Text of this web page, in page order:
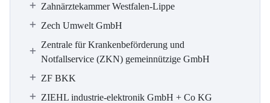
Zahnärztekammer Westfalen-Lippe
Zech Umwelt GmbH
Zentrale für Krankenbeförderung und
Notfallservice (ZKN) gemeinnützige GmbH
ZF BKK
ZIEHL industrie-elektronik GmbH + Co KG